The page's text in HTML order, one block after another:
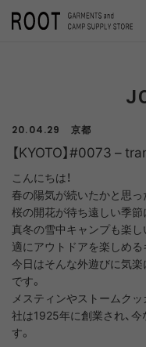
TOP JOURNAL 【KYOTO】
20.04.29 京都
【KYOTO】#0073 –
こんにちは！
春の陽気が続いたかと思っ
桜の開花が待ち遠しい季節
真冬の雪中キャンプも楽
適にアウトドアを楽しめる
今日はそんな外遊びに気
です。
メスティンやストームク
社は1925年に創業され、
す。